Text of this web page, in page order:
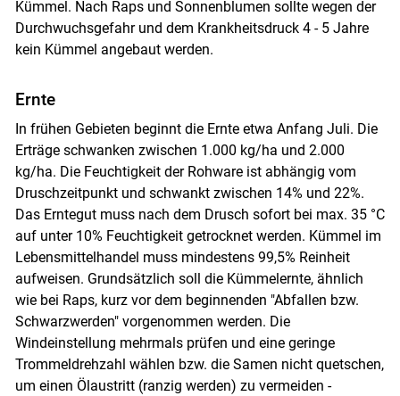
Kümmel. Nach Raps und Sonnenblumen sollte wegen der
Durchwuchsgefahr und dem Krankheitsdruck 4 - 5 Jahre
kein Kümmel angebaut werden.
Ernte
In frühen Gebieten beginnt die Ernte etwa Anfang Juli. Die
Erträge schwanken zwischen 1.000 kg/ha und 2.000
kg/ha. Die Feuchtigkeit der Rohware ist abhängig vom
Druschzeitpunkt und schwankt zwischen 14% und 22%.
Das Erntegut muss nach dem Drusch sofort bei max. 35 °C
auf unter 10% Feuchtigkeit getrocknet werden. Kümmel im
Lebensmittelhandel muss mindestens 99,5% Reinheit
aufweisen. Grundsätzlich soll die Kümmelernte, ähnlich
wie bei Raps, kurz vor dem beginnenden "Abfallen bzw.
Schwarzwerden" vorgenommen werden. Die
Windeinstellung mehrmals prüfen und eine geringe
Trommeldrehzahl wählen bzw. die Samen nicht quetschen,
um einen Ölaustritt (ranzig werden) zu vermeiden -